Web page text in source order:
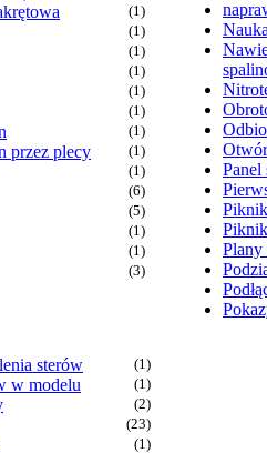
(1)
(1)
(1)
(1)
(1)
(1)
(1)
przez plecy (1)
(1)
(6)
(5)
(1)
(1)
(3)
Panel
Plany
sterów (1)
w modelu (1)
(2)
(23)
(1)